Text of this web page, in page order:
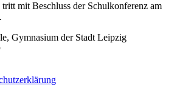
mit Beschluss der Schul­kon­fe­renz am
Gymnasium der Stadt Leipzig